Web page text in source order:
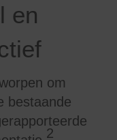
en
om
bestaande
2